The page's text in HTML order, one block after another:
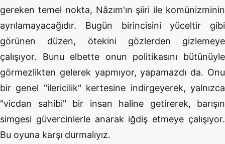
gereken temel nokta, Nâzım'ın şiiri ile komünizminin
ayrılamayacağıdır. Bugün birincisini yüceltir gibi
görünen düzen, ötekini gözlerden gizlemeye
çalışıyor. Bunu elbette onun politikasını bütünüyle
görmezlikten gelerek yapmıyor, yapamazdı da. Onu
bir genel "ilericilik" kertesine indirgeyerek, yalnızca
"vicdan sahibi" bir insan haline getirerek, barışın
simgesi güvercinlerle anarak iğdiş etmeye çalışıyor.
Bu oyuna karşı durmalıyız.